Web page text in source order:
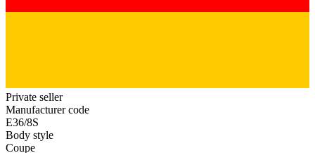
Private seller
Manufacturer code
E36/8S
Body style
Coupe